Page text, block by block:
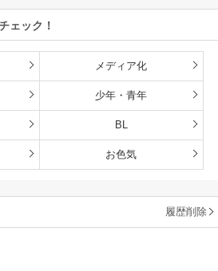
ェック！
メディア化
少年・青年
BL
お色気
履歴削除